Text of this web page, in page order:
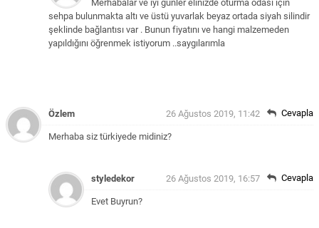
Merhabalar ve iyi günler elinizde oturma odası için
sehpa bulunmakta altı ve üstü yuvarlak beyaz ortada siyah silindir
şeklinde bağlantısı var . Bunun fiyatını ve hangi malzemeden
yapıldığını öğrenmek istiyorum ..saygılarımla
Özlem 26 Ağustos 2019, 11:42
Merhaba siz türkiyede midiniz?
Cevapla
styledekor 26 Ağustos 2019, 16:57
Evet Buyrun?
Cevapla